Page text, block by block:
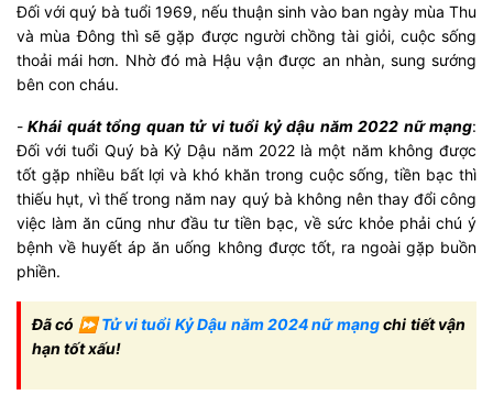
Đối với quý bà tuổi 1969, nếu thuận sinh vào ban ngày mùa Thu
và mùa Đông thì sẽ gặp được người chồng tài giỏi, cuộc sống
thoải mái hơn. Nhờ đó mà Hậu vận được an nhàn, sung sướng
bên con cháu.
- Khái quát tổng quan tử vi tuổi kỷ dậu năm 2022 nữ mạng:
Đối với tuổi Quý bà Kỷ Dậu năm 2022 là một năm không được
tốt gặp nhiều bất lợi và khó khăn trong cuộc sống, tiền bạc thì
thiếu hụt, vì thế trong năm nay quý bà không nên thay đổi công
việc làm ăn cũng như đầu tư tiền bạc, về sức khỏe phải chú ý
bệnh về huyết áp ăn uống không được tốt, ra ngoài gặp buồn
phiền.
Đã có ⏩Tử vi tuổi Kỷ Dậu năm 2024 nữ mạngchi tiết vận
hạn tốt xấu!